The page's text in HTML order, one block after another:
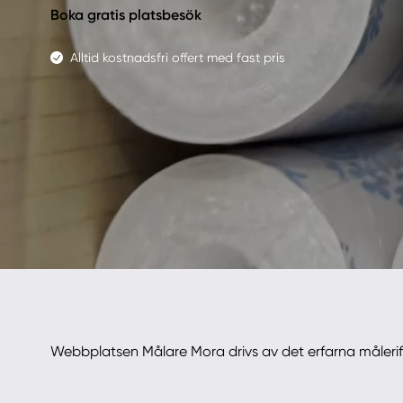
Boka gratis platsbesök
Alltid kostnadsfri offert med fast pris
Webbplatsen Målare Mora drivs av det erfarna